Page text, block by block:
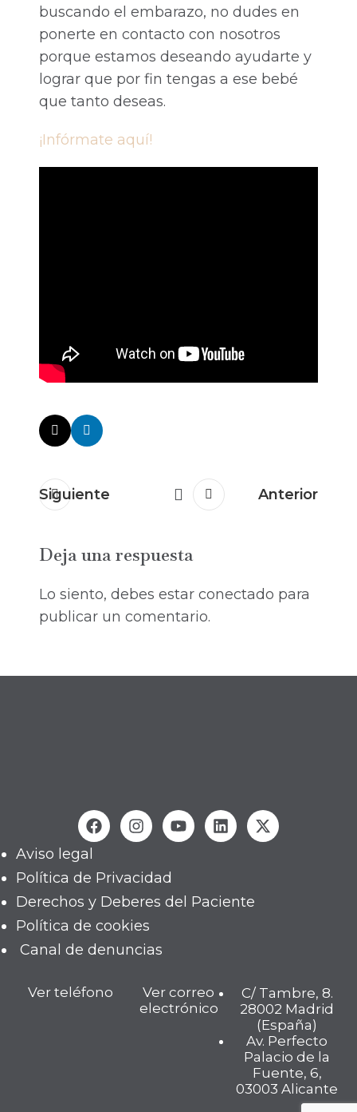
buscando el embarazo, no dudes en
ponerte en contacto con nosotros
porque estamos deseando ayudarte y
lograr que por fin tengas a ese bebé
que tanto deseas.
¡Infórmate aquí!
Siguiente Anterior
Deja una respuesta
Lo siento, debes estar conectado para
publicar un comentario.
Aviso legal
Política de Privacidad
Derechos y Deberes del Paciente
Política de cookies
Canal de denuncias
Ver teléfono
Ver correo
electrónico
C/ Tambre, 8.
28002 Madrid
(España)
Av. Perfecto
Palacio de la
Fuente, 6,
03003 Alicante